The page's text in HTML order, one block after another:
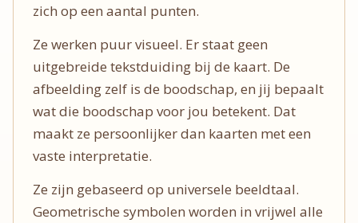
zich op een aantal punten.
Ze werken puur visueel. Er staat geen
uitgebreide tekstduiding bij de kaart. De
afbeelding zelf is de boodschap, en jij bepaalt
wat die boodschap voor jou betekent. Dat
maakt ze persoonlijker dan kaarten met een
vaste interpretatie.
Ze zijn gebaseerd op universele beeldtaal.
Geometrische symbolen worden in vrijwel alle